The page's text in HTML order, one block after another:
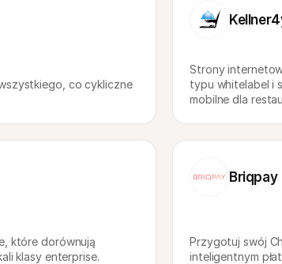
co cykliczne
Strony
typu whitelabel i
mobilne dla
które dorównują
klasy enterprise.
Briqpay
Przygotuj swój
inteligentnym